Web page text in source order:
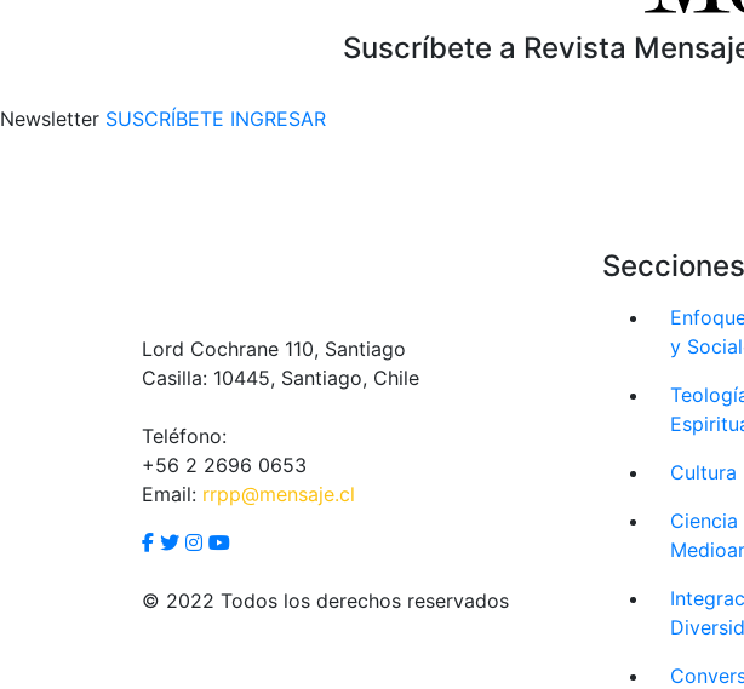
Suscríbete a Revista
Newsletter SUSCRÍBETE INGRESAR
Lord Cochrane 110, Santiago
Casilla: 10445, Santiago, Chile
Teléfono:
+56 2 2696 0653
Email: rrpp@mensaje.cl
© 2022 Todos los derechos reservados
Secciones
y
Cultura
Ciencia